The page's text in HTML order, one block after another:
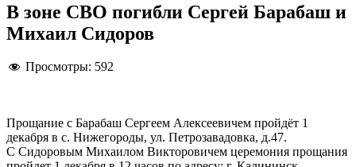
В зоне СВО погибли Сергей Барабаш и
Михаил Сидоров
Просмотры: 592
Прощание с Барабаш Сергеем Алексеевичем пройдёт 1
декабря в с. Нижегороды, ул. Петрозавадовка, д.47.
С Сидоровым Михаилом Викторовичем церемония прощания